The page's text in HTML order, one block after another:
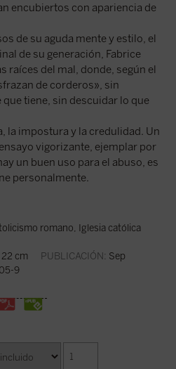
encubiertos con apariencia de
de su aguda mente y estilo, el
de su generación, Fabrice
raíces del mal, donde, según el
de corderos», sin
tiene, sin descuidar lo que
la impostura y la credulidad. Un
vigorizante, ejemplar por
un buen uso para el abuso, es
personalmente.
romano, Iglesia católica
22 cm PUBLICACIÓN: Sep
9